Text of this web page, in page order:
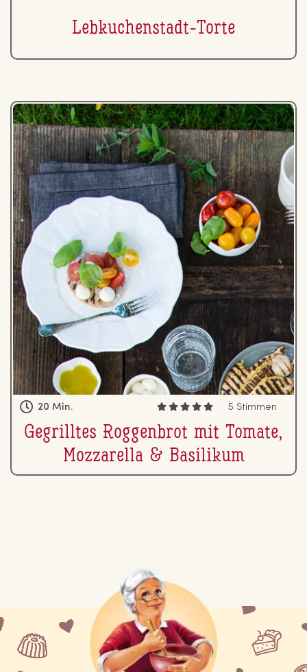
Leb­ku­chen­stadt-Torte
20 Min. 5 Stimmen
Ge­grill­tes Rog­gen­brot mit Tomate,
Moz­za­rel­la & Basilikum